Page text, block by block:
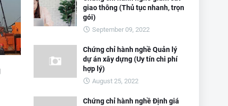
giao thông (Thủ tục nhanh, trọn
gói)
September 09, 2022
Chứng chỉ hành nghề Quản lý
dự án xây dựng (Uy tín chi phí
hợp lý)
August 25, 2022
Chứng chỉ hành nghề Định giá